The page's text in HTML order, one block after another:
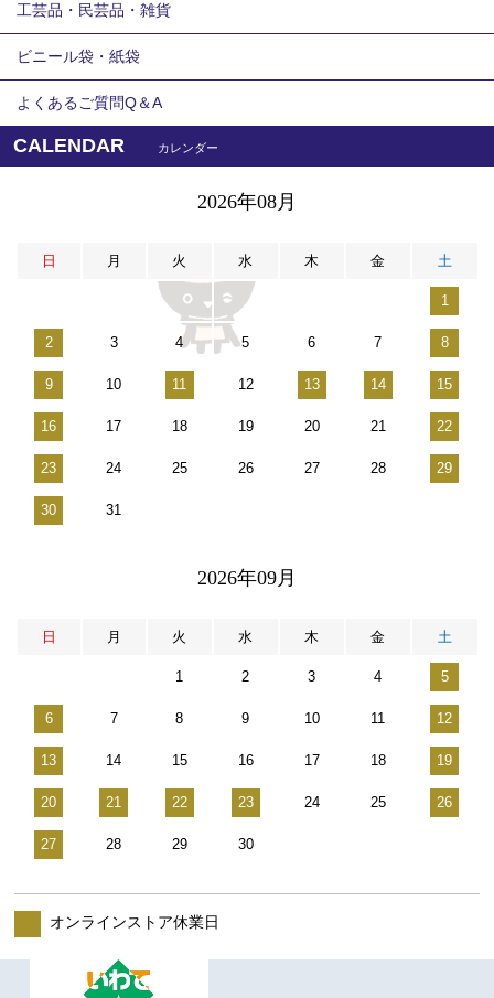
工芸品・民芸品・雑貨
ビニール袋・紙袋
よくあるご質問Q＆A
CALENDAR カレンダー
2026年08月
日 月 火 水 木 金 土
1
2 3 4 5 6 7 8
9 10 11 12 13 14 15
16 17 18 19 20 21 22
23 24 25 26 27 28 29
30 31
2026年09月
日 月 火 水 木 金 土
1 2 3 4 5
6 7 8 9 10 11 12
13 14 15 16 17 18 19
20 21 22 23 24 25 26
27 28 29 30
オンラインストア休業日